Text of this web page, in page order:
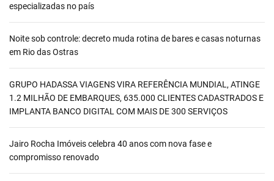
especializadas no país
Noite sob controle: decreto muda rotina de bares e casas noturnas
em Rio das Ostras
GRUPO HADASSA VIAGENS VIRA REFERÊNCIA MUNDIAL, ATINGE
1.2 MILHÃO DE EMBARQUES, 635.000 CLIENTES CADASTRADOS E
IMPLANTA BANCO DIGITAL COM MAIS DE 300 SERVIÇOS
Jairo Rocha Imóveis celebra 40 anos com nova fase e
compromisso renovado